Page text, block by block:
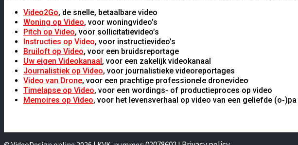
Video2Go, de snelle, betaalbare video
Woning op Video, voor woningvideo’s
Pitch op Video, voor sollicitatievideo’s
Instructies op Video, voor instructievideo’s
Bruiloft op Video, voor een bruidsreportage
Uw eigen Videokanaal, voor een zakelijk videokanaal
Journalistiek op Video, voor journalistieke videoreportages
Video van Drone, voor een prachtige professionele dronevideo
Timelapse op Video, voor een wordings- of productieproces op video
Memoires op Video, voor het levensverhaal op video van een geliefde (o-